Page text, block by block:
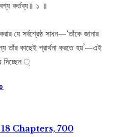
কর্তব্য॥ ১ ॥
যে সর্বশ্রেষ্ঠ সাধন—‘তাঁকে জানার
তাঁর কাছেই প্রার্থনা করতে হয়’—এই
দিচ্ছেন
Chapters, 700